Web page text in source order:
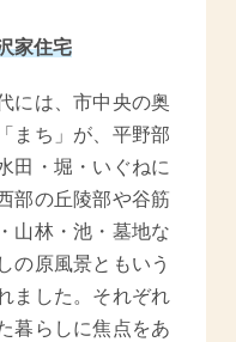
家住宅
には、市中央の奥
まち」が、平野部
田・堀・いぐねに
部の丘陵部や谷筋
山林・池・墓地な
の原風景ともいう
ました。それぞれ
暮らしに焦点をあ